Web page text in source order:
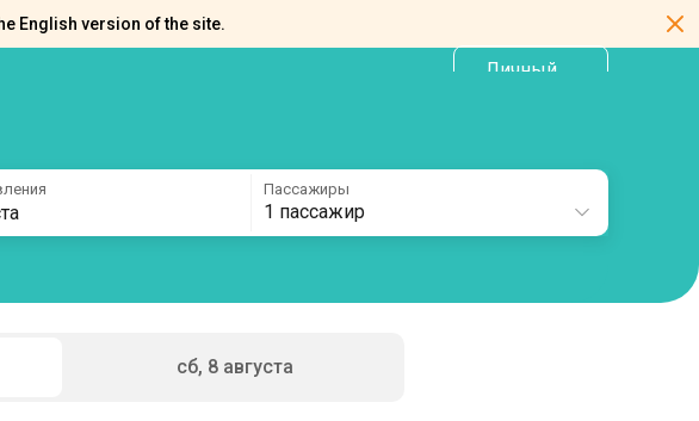
English version of the site.
Личный
Пассажиры
1 пассажир
сб, 8 августа